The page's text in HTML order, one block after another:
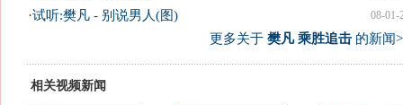
08-01-
·试听:樊凡 - 别说男人(图)
更多关于 樊凡 乘胜追击的新闻
相关视频新闻